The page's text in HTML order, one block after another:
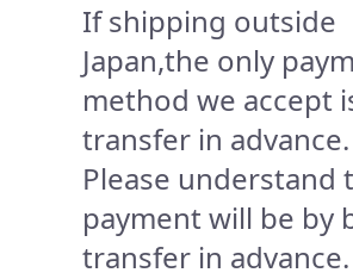
If shipping outside
Japan,the only
method we accept
transfer in advance.
Please understand
payment will be by
transfer in advance.